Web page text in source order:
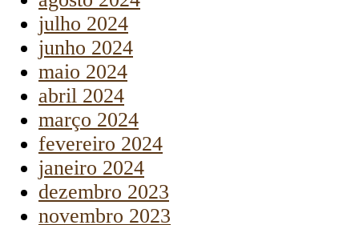
julho 2024
junho 2024
maio 2024
abril 2024
março 2024
fevereiro 2024
janeiro 2024
dezembro 2023
novembro 2023